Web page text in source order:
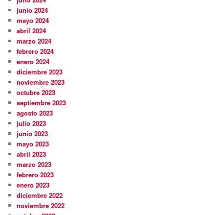
junio 2024
mayo 2024
abril 2024
marzo 2024
febrero 2024
enero 2024
diciembre 2023
noviembre 2023
octubre 2023
septiembre 2023
agosto 2023
julio 2023
junio 2023
mayo 2023
abril 2023
marzo 2023
febrero 2023
enero 2023
diciembre 2022
noviembre 2022